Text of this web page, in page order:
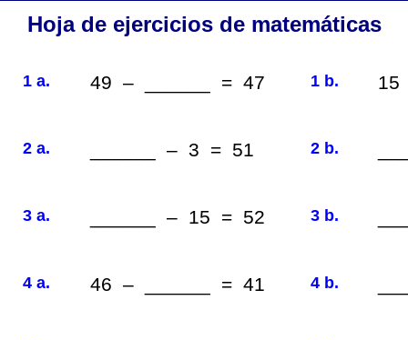
Hoja de ejercicios de matemáticas
1 a. 49 – ______ = 47 1 b. 15
2 a. ______ – 3 = 51 2 b.
3 a. ______ – 15 = 52 3 b.
4 a. 46 – ______ = 41 4 b.